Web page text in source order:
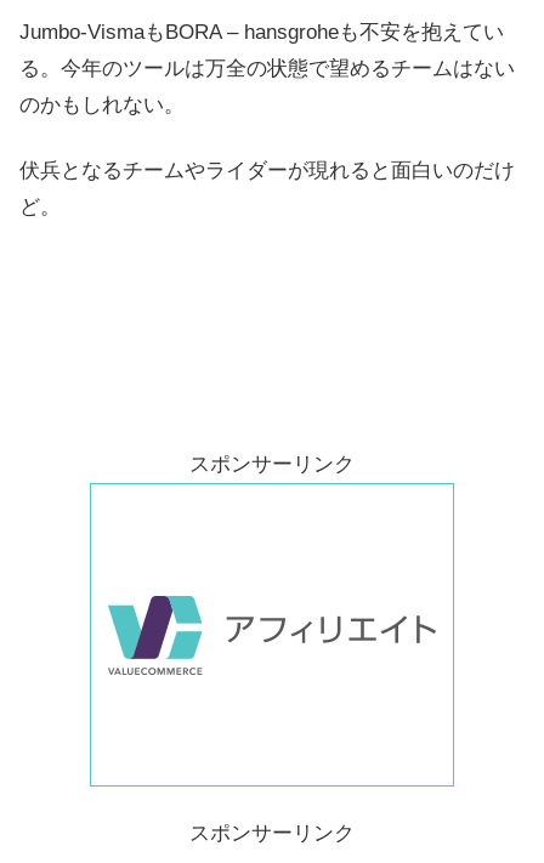
Jumbo-VismaもBORA – hansgroheも不安を抱えてい
る。今年のツールは万全の状態で望めるチームはない
のかもしれない。
伏兵となるチームやライダーが現れると面白いのだけ
ど。
スポンサーリンク
スポンサーリンク